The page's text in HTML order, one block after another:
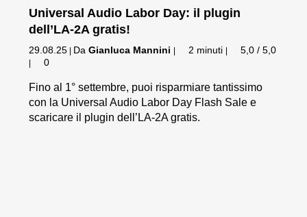
Universal Audio Labor Day: il plugin
dell’LA-2A gratis!
29.08.25 | DaGianluca Mannini | 2 minuti | 5,0 / 5,0
| 0
Fino al 1° settembre, puoi risparmiare tantissimo
con la Universal Audio Labor Day Flash Sale e
scaricare il plugin dell’LA-2A gratis.